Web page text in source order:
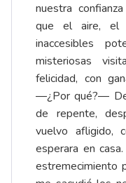
nuestra
que el aire, el
inaccesibles
misteriosas
felicidad, con
―¿Por qué?―
de repente,
vuelvo afligido,
esperara en
estremecimiento